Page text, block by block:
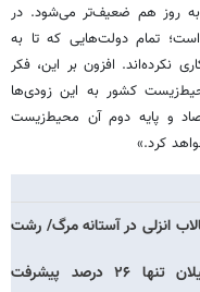
به روز هم ضعیف‌تر می‌شود. در
تمام دولت‌هایی که تا به
نکرده‌اند. افزون بر این، فکر
کشور به این زودی‌ها
و پایه دوم آن محیط‌زیست
کرد.»
انزلی در آستانه مرگ/ رشت
پروژه‌ تصفیه‌خانه‌های فاضلاب گیلان تنها ۲۶ درصد پیشرفت